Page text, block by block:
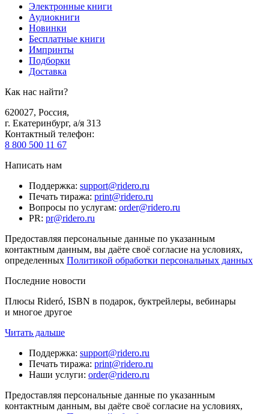
Электронные книги
Аудиокниги
Новинки
Бесплатные книги
Импринты
Подборки
Доставка
Как нас найти?
620027, Россия,
г. Екатеринбург, а/я 313
Контактный телефон:
8 800 500 11 67
Написать нам
Поддержка: support@ridero.ru
Печать тиража: print@ridero.ru
Вопросы по услугам: order@ridero.ru
PR: pr@ridero.ru
Предоставляя персональные данные по указанным
контактным данным, вы даёте своё согласие на условиях,
определенных Политикой обработки персональных данных
Последние новости
Плюсы Rideró, ISBN в подарок, буктрейлеры, вебинары
и многое другое
Читать дальше
Поддержка: support@ridero.ru
Печать тиража: print@ridero.ru
Наши услуги: order@ridero.ru
Предоставляя персональные данные по указанным
контактным данным, вы даёте своё согласие на условиях,